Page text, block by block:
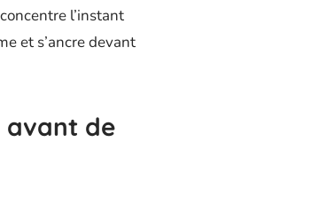
l’instant
et s’ancre devant
avant de